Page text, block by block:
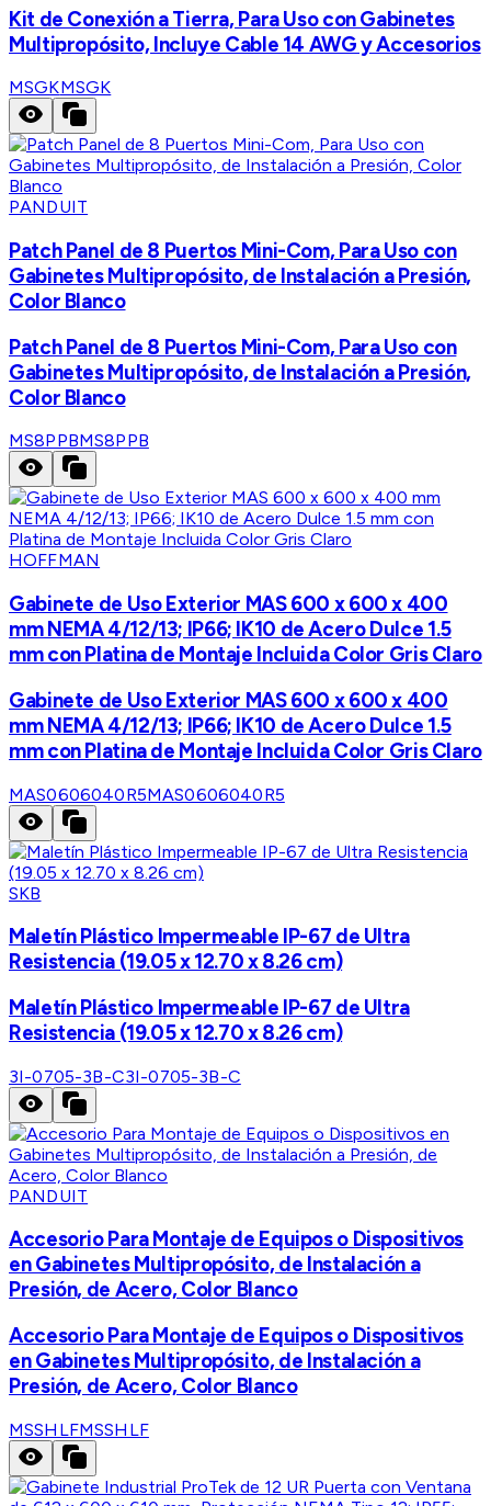
Kit de Conexión a Tierra, Para Uso con Gabinetes
Multipropósito, Incluye Cable 14 AWG y Accesorios
MSGKMSGK
PANDUIT
Patch Panel de 8 Puertos Mini-Com, Para Uso con
Gabinetes Multipropósito, de Instalación a Presión,
Color Blanco
Patch Panel de 8 Puertos Mini-Com, Para Uso con
Gabinetes Multipropósito, de Instalación a Presión,
Color Blanco
MS8PPBMS8PPB
HOFFMAN
Gabinete de Uso Exterior MAS 600 x 600 x 400
mm NEMA 4/12/13; IP66; IK10 de Acero Dulce 1.5
mm con Platina de Montaje Incluida Color Gris Claro
Gabinete de Uso Exterior MAS 600 x 600 x 400
mm NEMA 4/12/13; IP66; IK10 de Acero Dulce 1.5
mm con Platina de Montaje Incluida Color Gris Claro
MAS0606040R5MAS0606040R5
SKB
Maletín Plástico Impermeable IP-67 de Ultra
Resistencia (19.05 x 12.70 x 8.26 cm)
Maletín Plástico Impermeable IP-67 de Ultra
Resistencia (19.05 x 12.70 x 8.26 cm)
3I-0705-3B-C3I-0705-3B-C
PANDUIT
Accesorio Para Montaje de Equipos o Dispositivos
en Gabinetes Multipropósito, de Instalación a
Presión, de Acero, Color Blanco
Accesorio Para Montaje de Equipos o Dispositivos
en Gabinetes Multipropósito, de Instalación a
Presión, de Acero, Color Blanco
MSSHLFMSSHLF